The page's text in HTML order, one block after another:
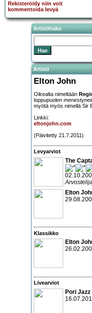
Rekisteröidy niin voit
kommentoida levyä
Artistihaku
Artisti
Elton John
Oikealta nimeltään
loppupuolen
myötä myös nimellä Sir
Linkki:
eltonjohn.com
(Päivitetty 21.7.2011)
Levyarviot
The
Elton
Klassikko
Elton
Livearviot
Pori Jazz